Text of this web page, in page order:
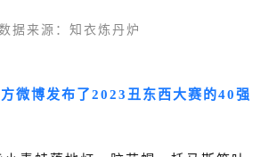
据来源 ： 知衣炼丹炉
微博发布了2023丑东西大赛的40强